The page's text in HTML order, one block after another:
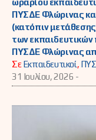
ωραρίου
ΠΥΣΔΕ Φλώρινας
(κατόπιν
των εκπαιδευτικών
ΠΥΣΔΕ Φλώρινας
ΣεΕκπαιδευτικοί,
31 Ιουλίου, 2026 -